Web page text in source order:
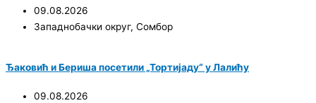
09.08.2026
Западнобачки округ, Сомбор
Ђаковић и Бериша посетили „Тортијаду“ у Лалићу
09.08.2026